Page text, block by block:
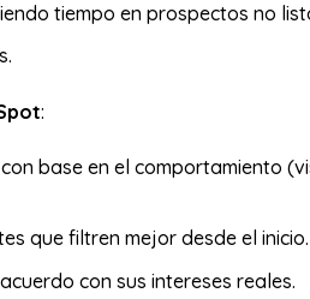
tiempo en prospectos no
:
base en el comportamiento
que filtren mejor desde el inicio.
con sus intereses reales.